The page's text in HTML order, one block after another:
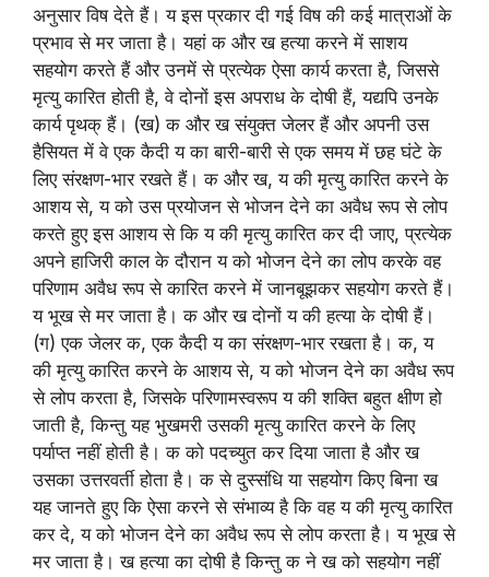
अनुसार विष देते हैं। य इस प्रकार दी गई विष की कई मात्राओं के
प्रभाव से मर जाता है। यहां क और ख हत्या करने में साशय
सहयोग करते हैं और उनमें से प्रत्येक ऐसा कार्य करता है, जिससे
मृत्यु कारित होती है, वे दोनों इस अपराध के दोषी हैं, यद्यपि उनके
कार्य पृथक् हैं। (ख) क और ख संयुक्त जेलर हैं और अपनी उस
हैसियत में वे एक कैदी य का बारी-बारी से एक समय में छह घंटे के
लिए संरक्षण-भार रखते हैं। क और ख, य की मृत्यु कारित करने के
आशय से, य को उस प्रयोजन से भोजन देने का अवैध रूप से लोप
करते हुए इस आशय से कि य की मृत्यु कारित कर दी जाए, प्रत्येक
अपने हाजिरी काल के दौरान य को भोजन देने का लोप करके वह
परिणाम अवैध रूप से कारित करने में जानबूझकर सहयोग करते हैं।
य भूख से मर जाता है। क और ख दोनों य की हत्या के दोषी हैं।
(ग) एक जेलर क, एक कैदी य का संरक्षण-भार रखता है। क, य
की मृत्यु कारित करने के आशय से, य को भोजन देने का अवैध रूप
से लोप करता है, जिसके परिणामस्वरूप य की शक्ति बहुत क्षीण हो
जाती है, किन्तु यह भुखमरी उसकी मृत्यु कारित करने के लिए
पर्याप्त नहीं होती है। क को पदच्युत कर दिया जाता है और ख
उसका उत्तरवर्ती होता है। क से दुस्संधि या सहयोग किए बिना ख
यह जानते हुए कि ऐसा करने से संभाव्य है कि वह य की मृत्यु कारित
कर दे, य को भोजन देने का अवैध रूप से लोप करता है। य भूख से
मर जाता है। ख हत्या का दोषी है किन्तु क ने ख को सहयोग नहीं